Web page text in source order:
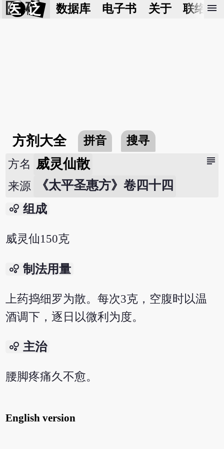
医 砭 数据库 电子书 关于 联络我
menu
方剂大全 拼音 搜寻
subject
方名 威灵仙散
来源 《太平圣惠方》卷四十四
bubble_chart 组成
威灵仙150克
bubble_chart 制法用量
上药捣细罗为散。每次3克，空腹时以温
酒调下，逐日以微利为度。
bubble_chart 主治
腰脚疼痛久不愈。
English version